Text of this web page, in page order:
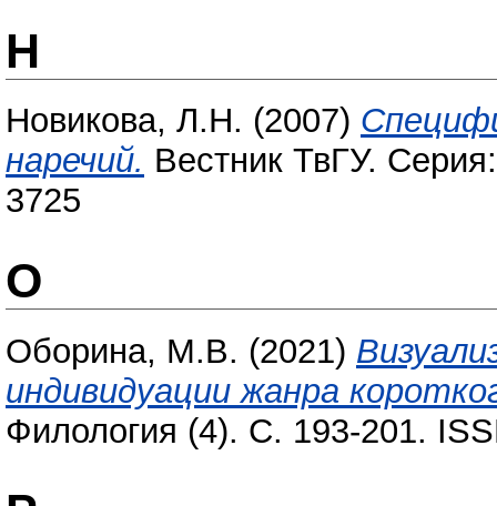
Н
Новикова, Л.Н. (2007)
наречий. Вестник ТвГУ.
3725
О
Оборина, М.В. (2021)
индивидуации жанра
Филология (4). С. 193-201.